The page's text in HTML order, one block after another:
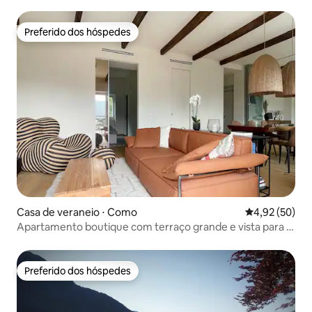
Preferido dos hóspedes
Preferido dos hóspedes
Casa de veraneio ⋅ Como 4,92 de uma
4,92 (50)
Apartamento boutique com terraço grande e vista para o
Preferido dos hóspedes
Preferido dos hóspedes